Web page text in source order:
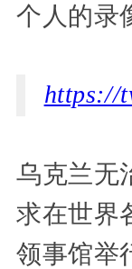
个人的录
https://
乌克兰无
求在世界
领事馆举